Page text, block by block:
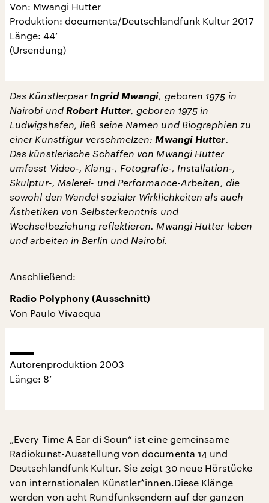
Von: Mwangi Hutter
Produktion: documenta/Deutschlandfunk Kultur 2017
Länge: 44‘
(Ursendung)
Das Künstlerpaar Ingrid Mwangi, geboren 1975 in
Nairobi und Robert Hutter, geboren 1975 in
Ludwigshafen, ließ seine Namen und Biographien zu
einer Kunstfigur verschmelzen:Mwangi Hutter.
Das künstlerische Schaffen von Mwangi Hutter
umfasst Video-, Klang-, Fotografie-, Installation-,
Skulptur-, Malerei- und Performance-Arbeiten, die
sowohl den Wandel sozialer Wirklichkeiten als auch
Ästhetiken von Selbsterkenntnis und
Wechselbeziehung reflektieren. Mwangi Hutter leben
und arbeiten in Berlin und Nairobi.
Anschließend:
Radio Polyphony (Ausschnitt)
Von Paulo Vivacqua
Autorenproduktion 2003
Länge: 8’
„Every Time A Ear di Soun“ ist eine gemeinsame
Radiokunst-Ausstellung von documenta 14 und
Deutschlandfunk Kultur. Sie zeigt 30 neue Hörstücke
von internationalen Künstler*innen.Diese Klänge
werden von acht Rundfunksendern auf der ganzen